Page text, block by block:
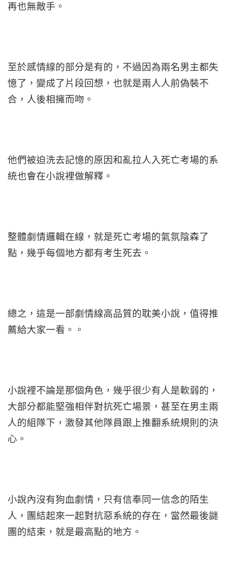
再也無敵手。
至於感情線的部分是有的，不過因為兩名男主都失
憶了，變成了片段回想，也就是兩人人前偽裝不
合，人後相擁而吻。
他們被迫洗去記憶的原因和亂拉人入死亡考場的系
統也會在小說裡做解釋。
整體劇情邏輯在線，就是死亡考場的氣氛陰森了
點，幾乎每個地方都有考生死去。
總之，這是一部劇情線高品質的耽美小說，值得推
薦給大家一看。。
小說裡不論是那個角色，幾乎很少有人是軟弱的，
大部分都能堅強相伴對抗死亡場景，甚至在男主兩
人的組隊下，激發其他隊員跟上推翻系統規則的決
心。
小說內沒有狗血劇情，只有信奉同一信念的陌生
人，團結起來一起對抗惡系統的存在，當然最後謎
團的結束，就是最高點的地方。